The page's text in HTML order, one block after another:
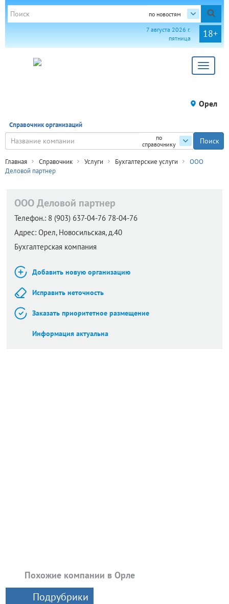
по новостям
18+
7 августа 2026 г.
пятница
Toggle
Орел
Справочник организаций
по
справочнику
Главная Справочник Услуги Бухгалтерские услуги
ООО
Деловой партнер
ООО Деловой партнер
Телефон.: 8 (903) 637-04-76 78-04-76
Адрес: Орел, Новосильская, д.40
Бухгалтерская компания
Добавить новую организацию
Исправить неточность
Заказать приоритетное размещение
Информация актуальна
Похожие компании в Орле
Подрубрики